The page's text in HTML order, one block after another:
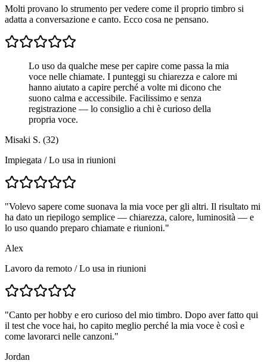
Molti provano lo strumento per vedere come il proprio timbro si
adatta a conversazione e canto. Ecco cosa ne pensano.
Lo uso da qualche mese per capire come passa la mia
voce nelle chiamate. I punteggi su chiarezza e calore mi
hanno aiutato a capire perché a volte mi dicono che
suono calma e accessibile. Facilissimo e senza
registrazione — lo consiglio a chi è curioso della
propria voce.
Misaki S. (32)
Impiegata / Lo usa in riunioni
"Volevo sapere come suonava la mia voce per gli altri. Il risultato mi
ha dato un riepilogo semplice — chiarezza, calore, luminosità — e
lo uso quando preparo chiamate e riunioni."
Alex
Lavoro da remoto /Lo usa in riunioni
"Canto per hobby e ero curioso del mio timbro. Dopo aver fatto qui
il test che voce hai, ho capito meglio perché la mia voce è così e
come lavorarci nelle canzoni."
Jordan